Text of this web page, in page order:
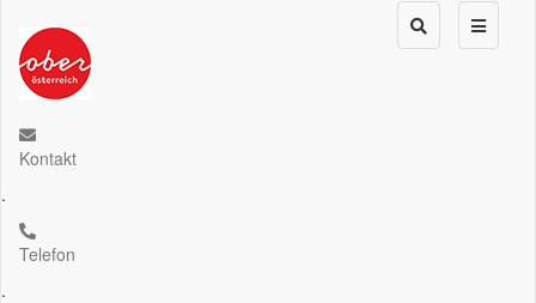
Kontakt
.
Telefon
.